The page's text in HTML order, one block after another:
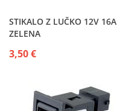
STIKALO Z LUČKO 12V 16A
ZELENA
3,50 €